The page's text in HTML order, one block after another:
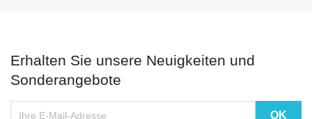
Erhalten Sie unsere Neuigkeiten und
Sonderangebote